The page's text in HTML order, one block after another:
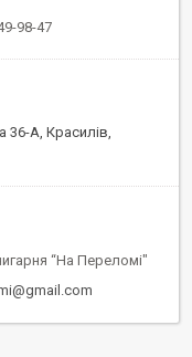
98-47
36-А, Красилів,
“На Переломі"